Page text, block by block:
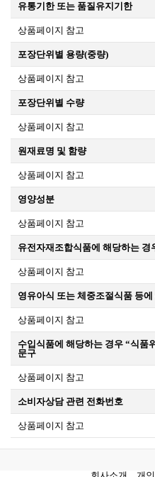
유통기한 또는 품질유지기한
상품페이지 참고
포장단위별 용량(중량)
상품페이지 참고
포장단위별 수량
상품페이지 참고
원재료명 및 함량
상품페이지 참고
영양성분
상품페이지 참고
유전자재조합식품에 해당하는 경
상품페이지 참고
영유아식 또는 체중조절식품 등
상품페이지 참고
수입식품에 해당하는 경우 “식품
문구
상품페이지 참고
소비자상담 관련 전화번호
상품페이지 참고